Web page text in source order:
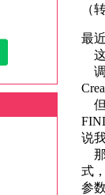
（
最
这
调
但
说
那
式
参